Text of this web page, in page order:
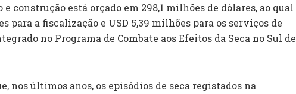
e construção está orçado em 298,1 milhões de dólares, ao qual
para a fiscalização e USD 5,39 milhões para os serviços de
no Programa de Combate aos Efeitos da Seca no Sul de
nos últimos anos, os episódios de seca registados na